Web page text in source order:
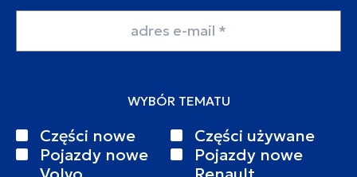
WYBÓR TEMATU
Części nowe
Części używane
Pojazdy nowe
Pojazdy nowe